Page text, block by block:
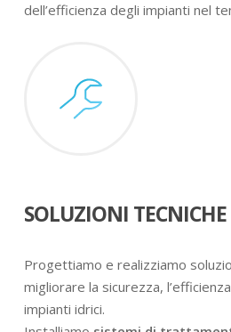
dell’efficienza degli impianti nel
SOLUZIONI TECNICHE
Progettiamo e realizziamo
migliorare la sicurezza,
impianti idrici.